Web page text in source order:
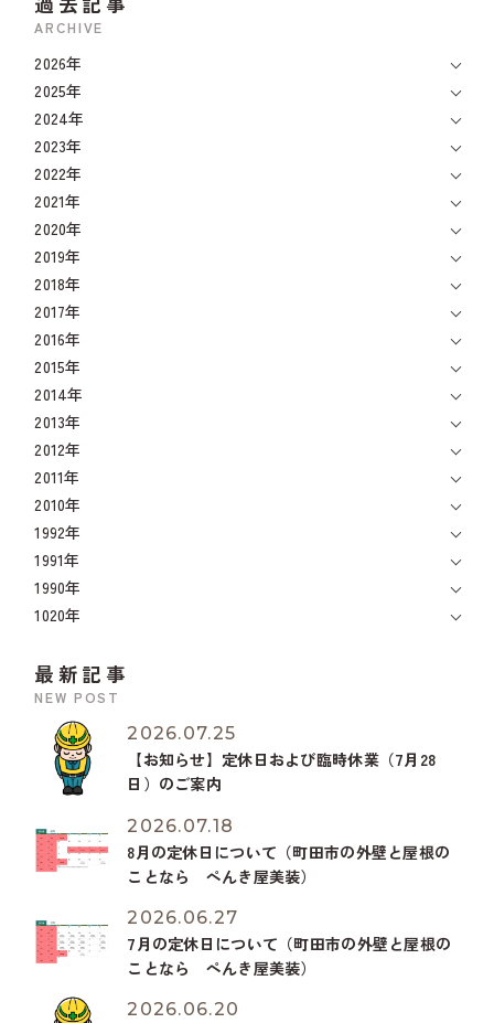
ARCHIVE
2026年
2025年
2024年
2023年
2022年
2021年
2020年
2019年
2018年
2017年
2016年
2015年
2014年
2013年
2012年
2011年
2010年
1992年
1991年
1990年
1020年
最新記事
NEW POST
2026.07.25
【お知らせ】定休日および臨時休業（7月28
日）のご案内
2026.07.18
8月の定休日について（町田市の外壁と屋根の
ことなら ぺんき屋美装）
2026.06.27
7月の定休日について（町田市の外壁と屋根の
ことなら ぺんき屋美装）
2026.06.20